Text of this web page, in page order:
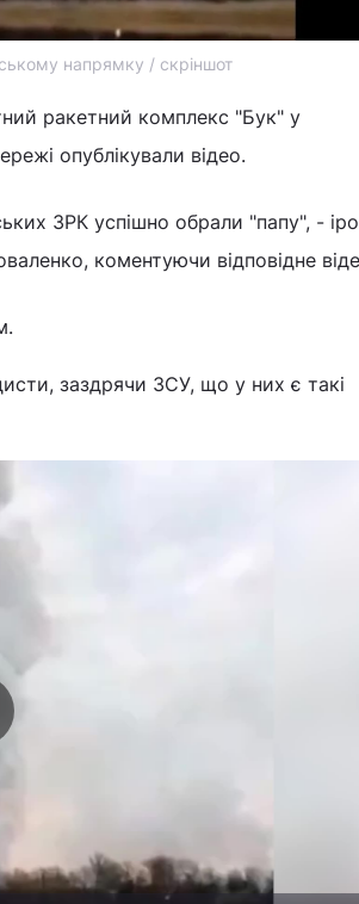
напрямку / скріншот
ракетний комплекс "Бук" у
опублікували відео.
ЗРК успішно обрали "папу", -
коментуючи відповідне
заздрячи ЗСУ, що у них є такі